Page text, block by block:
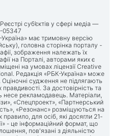
суб’єктів у сфері медіа —
05347
має тримовну версію
головна сторінка порталу -
зображення належать їх
на Порталі, авторами яких є
на умовах ліцензії Creative
Редакція «РБК-Україна» може
Оціночні судження не підлягають
За достовірність та
несе рекламодавець. Матеріали,
«Спецпроект», «Партнерський
«Резонанс» розміщуються на
для осіб, які досягли 21-
- це інформаційний формат, що
пов'язані з діяльністю